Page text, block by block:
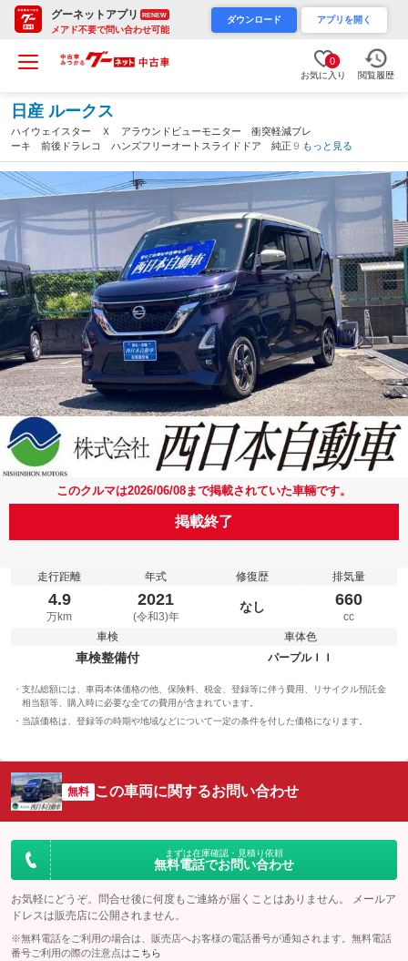
グーネットアプリ RENEW
メアド不要で問い合わせ可能
ダウンロード アプリを開く
0
お気に入り 閲覧履歴
日産 ルークス
ハイウェイスター Ｘ アラウンドビューモニター 衝突軽減ブレ
ーキ 前後ドラレコ ハンズフリーオートスライドドア 純正９イ
ンチナビ バックテーブル サンシェード リアコーナーセンサ
ー リアシーリングファン ＥＴＣ（大分県）
もっと見る
このクルマは2026/06/08まで掲載されていた車輛です。
掲載終了
走行距離
4.9
万km
年式
2021
(令和3)年
修復歴
なし
排気量
660
cc
車検
車検整備付
車体色
パープルＩＩ
支払総額には、車両本体価格の他、保険料、税金、登録等に伴う費用、リサイクル預託金
相当額等、購入時に必要な全ての費用が含まれています。
当該価格は、登録等の時期や地域などについて一定の条件を付した価格になります。
無料 この車両に関するお問い合わせ
まずは在庫確認・見積り依頼
無料電話でお問い合わせ
お気軽にどうぞ。問合せ後に何度もご連絡が届くことはありません。 メールア
ドレスは販売店に公開されません。
※無料電話をご利用の場合は、販売店へお客様の電話番号が通知されます。無料電話
番号ご利用の際の注意点は こちら